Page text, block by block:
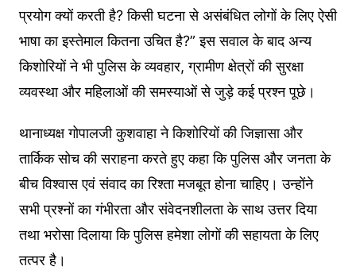
प्रयोग क्यों करती है? किसी घटना से असंबंधित लोगों के लिए ऐसी
भाषा का इस्तेमाल कितना उचित है?” इस सवाल के बाद अन्य
किशोरियों ने भी पुलिस के व्यवहार, ग्रामीण क्षेत्रों की सुरक्षा
व्यवस्था और महिलाओं की समस्याओं से जुड़े कई प्रश्न पूछे।
थानाध्यक्ष गोपालजी कुशवाहा ने किशोरियों की जिज्ञासा और
तार्किक सोच की सराहना करते हुए कहा कि पुलिस और जनता के
बीच विश्वास एवं संवाद का रिश्ता मजबूत होना चाहिए। उन्होंने
सभी प्रश्नों का गंभीरता और संवेदनशीलता के साथ उत्तर दिया
तथा भरोसा दिलाया कि पुलिस हमेशा लोगों की सहायता के लिए
तत्पर है।